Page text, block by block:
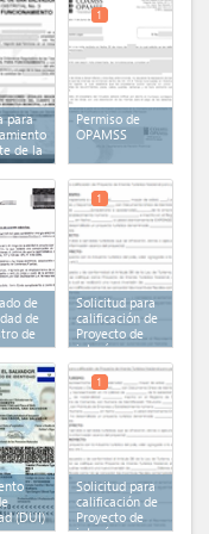
para
de la
Permiso de
OPAMSS
1
de
de
de
Solicitud para
calificación de
Proyecto de
interés
Turistico
Nacional
1
(DUI)
Solicitud para
calificación de
Proyecto de
1